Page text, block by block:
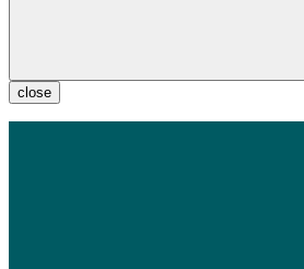
close